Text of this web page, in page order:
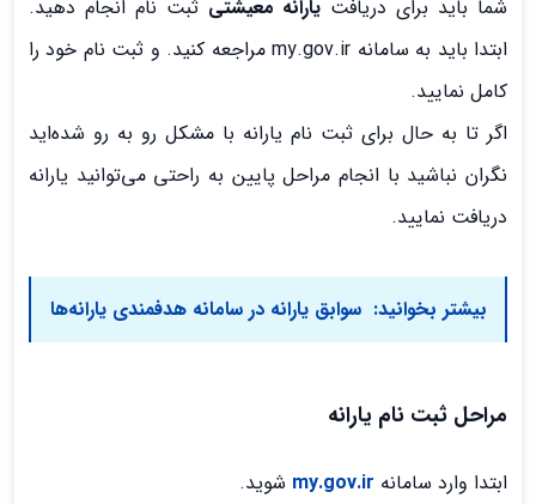
شما باید برای دریافت یارانه معیشتی ثبت نام انجام دهید.
ابتدا باید به سامانه my.gov.ir مراجعه کنید. و ثبت نام خود را
کامل نمایید.
اگر تا به حال برای ثبت نام یارانه با مشکل رو به رو شده‌اید
نگران نباشید با انجام مراحل پایین به راحتی می‌توانید یارانه
دریافت نمایید.
بیشتر بخوانید:سوابق یارانه در سامانه هدفمندی یارانه‌ها
مراحل ثبت نام یارانه
ابتدا وارد سامانه my.gov.ir شوید.